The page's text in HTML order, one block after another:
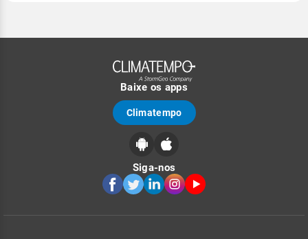
Baixe os apps
Climatempo
Siga-nos